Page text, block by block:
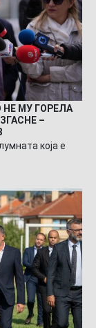
МУ ГОРЕЛА
–
која е